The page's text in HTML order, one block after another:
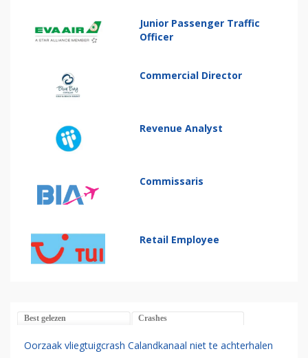
Junior Passenger Traffic
Officer
Commercial Director
Revenue Analyst
Commissaris
Retail Employee
Best gelezen Crashes
Oorzaak vliegtuigcrash Calandkanaal niet te achterhalen